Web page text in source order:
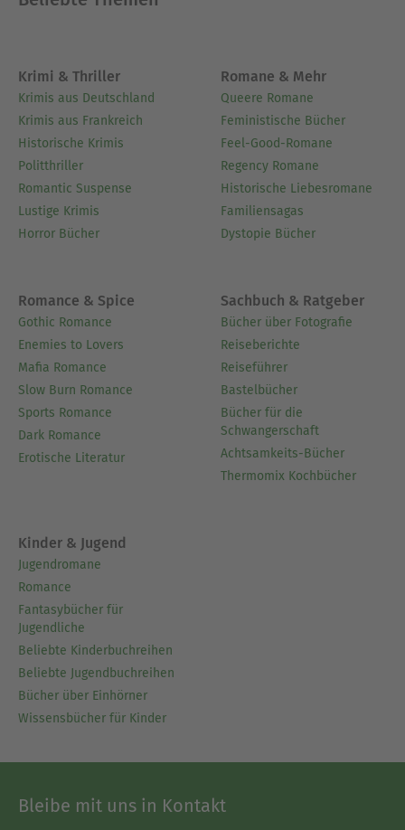
Krimi & Thriller
Krimis aus Deutschland
Krimis aus Frankreich
Historische Krimis
Politthriller
Romantic Suspense
Lustige Krimis
Horror Bücher
Romane & Mehr
Queere Romane
Feministische Bücher
Feel-Good-Romane
Regency Romane
Historische Liebesromane
Familiensagas
Dystopie Bücher
Romance & Spice
Gothic Romance
Enemies to Lovers
Mafia Romance
Slow Burn Romance
Sports Romance
Dark Romance
Erotische Literatur
Sachbuch & Ratgeber
Bücher über Fotografie
Reiseberichte
Reiseführer
Bastelbücher
Bücher für die
Schwangerschaft
Achtsamkeits-Bücher
Thermomix Kochbücher
Kinder & Jugend
Jugendromane
Romance
Fantasybücher für
Jugendliche
Beliebte Kinderbuchreihen
Beliebte Jugendbuchreihen
Bücher über Einhörner
Wissensbücher für Kinder
Bleibe mit uns in Kontakt